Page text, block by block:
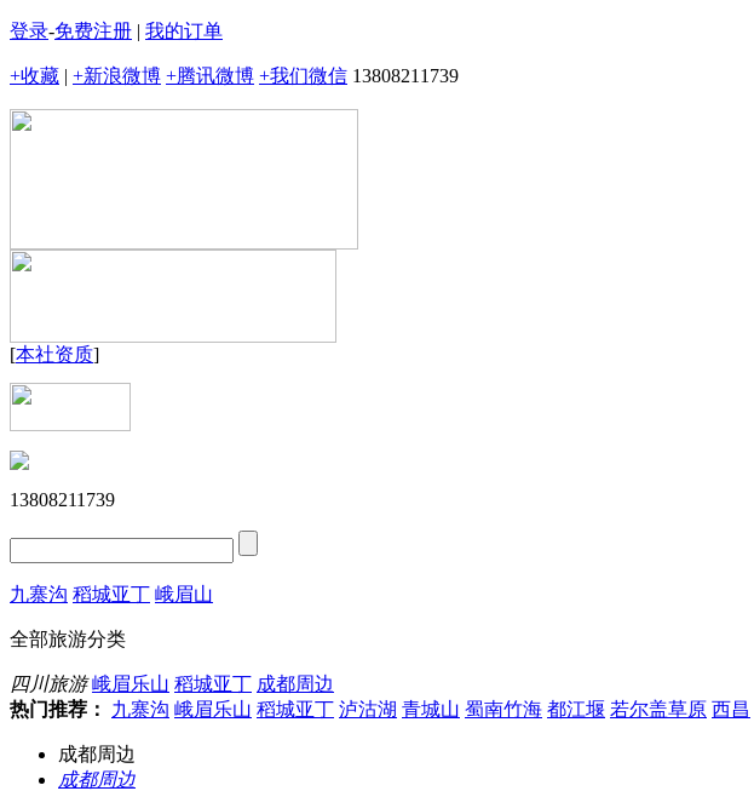
登录-免费注册 | 我的订单
+收藏 | +新浪微博 +腾讯微博 +我们微信 13808211739
[本社资质]
13808211739
九寨沟 稻城亚丁 峨眉山
全部旅游分类
四川旅游 峨眉乐山 稻城亚丁 成都周边
热门推荐：
九寨沟 峨眉乐山 稻城亚丁 泸沽湖 青城山 蜀南竹海 都江堰 若尔盖草原 西昌
成都周边
成都周边